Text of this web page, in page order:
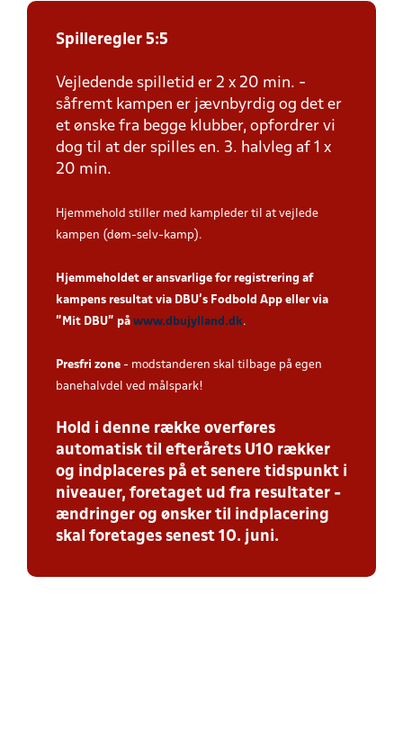
Spilleregler 5:5
Vejledende spilletid er 2 x 20 min. -
såfremt kampen er jævnbyrdig og det er
et ønske fra begge klubber, opfordrer vi
dog til at der spilles en. 3. halvleg af 1 x
20 min.
Hjemmehold stiller med kampleder til at vejlede
kampen (døm-selv-kamp).
Hjemmeholdet er ansvarlige for registrering af
kampens resultat via DBU’s Fodbold App eller via
”Mit DBU” på www.dbujylland.dk.
Presfri zone - modstanderen skal tilbage på egen
banehalvdel ved målspark!
Hold i denne række overføres
automatisk til efterårets U10 rækker
og indplaceres på et senere tidspunkt i
niveauer, foretaget ud fra resultater -
ændringer og ønsker til indplacering
skal foretages senest 10. juni.